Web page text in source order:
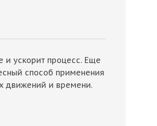
и ускорит процесс. Еще
способ применения
движений и времени.